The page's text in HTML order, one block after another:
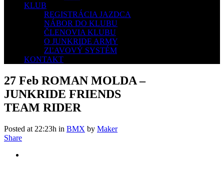
KLUB
REGISTRÁCIA JAZDCA
NÁBOR DO KLUBU
ČLENOVIA KLUBU
O JUNKRIDE ARMY
ZĽAVOVÝ SYSTÉM
KONTAKT
27 Feb ROMAN MOLDA –
JUNKRIDE FRIENDS
TEAM RIDER
Posted at 22:23h in BMX by Maker
Share